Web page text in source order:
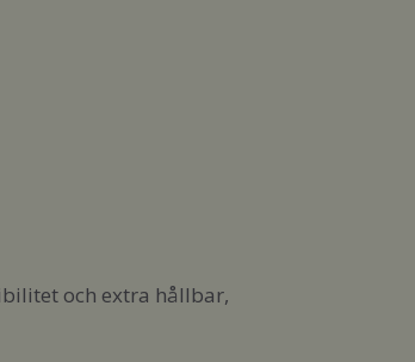
och extra hållbar,